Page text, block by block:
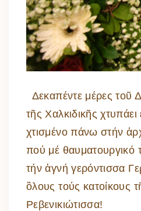
Δεκαπέντε μέρες τοῦ
τῆς Χαλκιδικῆς χτυπάει
χτισμένο πάνω στήν
πού μέ θαυματουργικό
τήν ἁγνή γερόντισσα
ὃλους τούς κατοίκους
Ρεβενικιώτισσα!